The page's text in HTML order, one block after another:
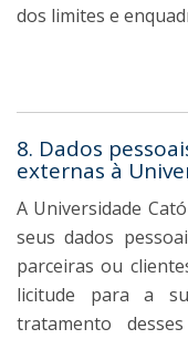
dos limites e
8. Dados
externas à
A Universidade
seus dados
parceiras ou
licitude para a
tratamento